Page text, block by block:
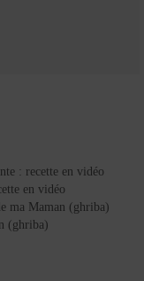
: recette en vidéo
en vidéo
ma Maman (ghriba)
(ghriba)